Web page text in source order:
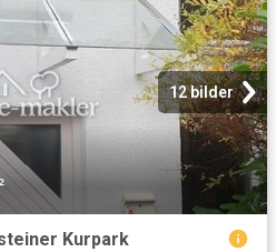
12 bilder
Kurpark